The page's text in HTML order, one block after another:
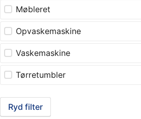
Møbleret
Opvaskemaskine
Vaskemaskine
Tørretumbler
Ryd filter